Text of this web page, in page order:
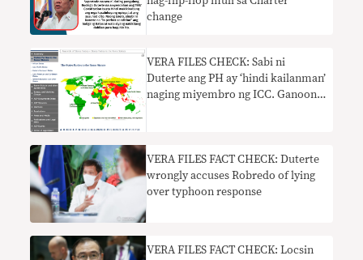
change
VERA FILES CHECK: Sabi ni
Duterte ang PH ay ‘hindi kailanman’
naging miyembro ng ICC. Ganoon
VERA FILES FACT CHECK: Duterte
wrongly accuses Robredo of lying
over typhoon response
VERA FILES FACT CHECK: Locsin